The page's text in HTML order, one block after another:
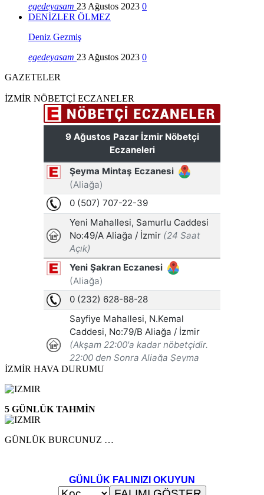
egedeyasam 23 Ağustos 2023 0
DENİZLER ÖLMEZ
Deniz Gezmiş
egedeyasam 23 Ağustos 2023 0
GAZETELER
İZMİR NÖBETÇİ ECZANELER
İZMİR HAVA DURUMU
5 GÜNLÜK TAHMİN
GÜNLÜK BURCUNUZ …
GÜNLÜK FALINIZI OKUYUN